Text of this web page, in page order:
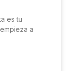
es tu
a